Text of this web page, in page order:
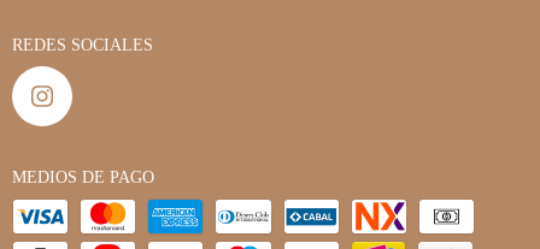
REDES SOCIALES
MEDIOS DE PAGO